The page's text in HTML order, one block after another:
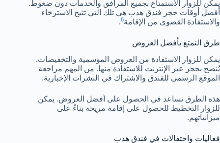
يمكن للزوار الاستمتاع بجميع المرافق والخدمات دون ضغوط.
أفضل أوقات حجز فندق هدب هي تلك التي تتيح الاسترخاء
والاستفادة القصوى من الإقامة6
.
طرق التمتع بأفضل العروض
يمكن للزوار الاستفادة من العروض الموسمية والتخفيضات.
يُنصح بحجز عبر الإنترنت للاستفادة منها. من المهم مراجعة
الموقع الرسمي للفندق والاشتراك في النشرات الإخبارية.
هذه الطرق تساعد في الحصول على أفضل العروض. يمكن
للزوار التخطيط للحصول على إقامة مريحة بناءً على
ميزانياتهم.
فعاليات واحتفالات في فندق هدب